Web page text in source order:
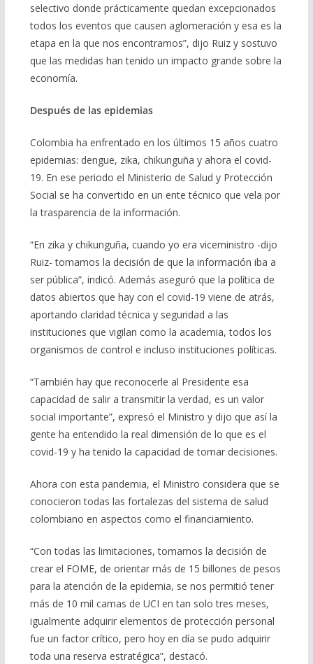
selectivo donde prácticamente quedan excepcionados
todos los eventos que causen aglomeración y esa es la
etapa en la que nos encontramos”, dijo Ruiz y sostuvo
que las medidas han tenido un impacto grande sobre la
economía.
Después de las epidemias
Colombia ha enfrentado en los últimos 15 años cuatro
epidemias: dengue, zika, chikunguña y ahora el covid-
19. En ese periodo el Ministerio de Salud y Protección
Social se ha convertido en un ente técnico que vela por
la trasparencia de la información.
“En zika y chikunguña, cuando yo era viceministro -dijo
Ruiz- tomamos la decisión de que la información iba a
ser pública”, indicó. Además aseguró que la política de
datos abiertos que hay con el covid-19 viene de atrás,
aportando claridad técnica y seguridad a las
instituciones que vigilan como la academia, todos los
organismos de control e incluso instituciones políticas.
“También hay que reconocerle al Presidente esa
capacidad de salir a transmitir la verdad, es un valor
social importante”, expresó el Ministro y dijo que así la
gente ha entendido la real dimensión de lo que es el
covid-19 y ha tenido la capacidad de tomar decisiones.
Ahora con esta pandemia, el Ministro considera que se
conocieron todas las fortalezas del sistema de salud
colombiano en aspectos como el financiamiento.
“Con todas las limitaciones, tomamos la decisión de
crear el FOME, de orientar más de 15 billones de pesos
para la atención de la epidemia, se nos permitió tener
más de 10 mil camas de UCI en tan solo tres meses,
igualmente adquirir elementos de protección personal
fue un factor crítico, pero hoy en día se pudo adquirir
toda una reserva estratégica”, destacó.